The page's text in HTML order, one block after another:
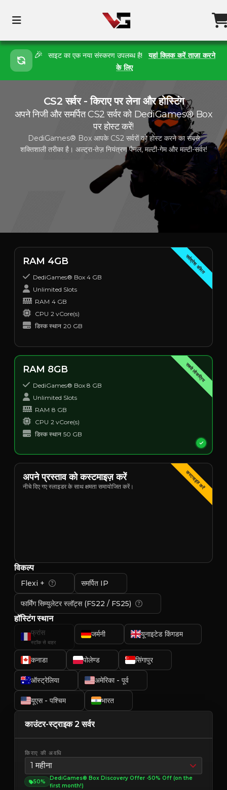
🎉 साइट का एक नया संस्करण उपलब्ध है!
यहां क्लिक करें ताज़ा करने
के लिए
CS2 सर्वर - किराए पर लेना और होस्टिंग
अपने निजी और समर्पित CS2 सर्वर को DediGames® Box
पर होस्ट करें!
DediGames® Box आपके CS2 सर्वरों को होस्ट करने का सबसे
शक्तिशाली तरीका है। अल्ट्रा-तेज़ नियंत्रण पैनल, मल्टी-गेम और मल्टी-सर्वर!
सर्वश्रेष्ठ कीमत
RAM 4GB
DediGames® Box 4 GB
Unlimited Slots
RAM 4 GB
CPU 2 vCore(s)
डिस्क स्थान 20 GB
सबसे लोकप्रिय
RAM 8GB
DediGames® Box 8 GB
Unlimited Slots
RAM 8 GB
CPU 2 vCore(s)
डिस्क स्थान 50 GB
कस्टमाइज़ करें
अपने प्रस्ताव को कस्टमाइज़ करें
नीचे दिए गए स्लाइडर के साथ क्षमता समायोजित करें।
विकल्प
Flexi + समर्पित IP
फार्मिंग सिम्युलेटर स्लॉट्स (FS22 / FS25)
हॉस्टिंग स्थान
फ्रांस
स्टॉक से बाहर
जर्मनी यूनाइटेड किंगडम
कनाडा पोलेण्ड सिंगापुर
ऑस्ट्रेलिया अमेरिका - पूर्व
यूएस - पश्चिम भारत
काउंटर-स्ट्राइक 2 सर्वर
किराए की अवधि
1 महीना
50%
DediGames® Box Discovery Offer -50% Off (on the
first month!)